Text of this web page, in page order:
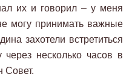
их и говорил – у меня
могу принимать важные
захотели встретиться
несколько часов в
Совет.